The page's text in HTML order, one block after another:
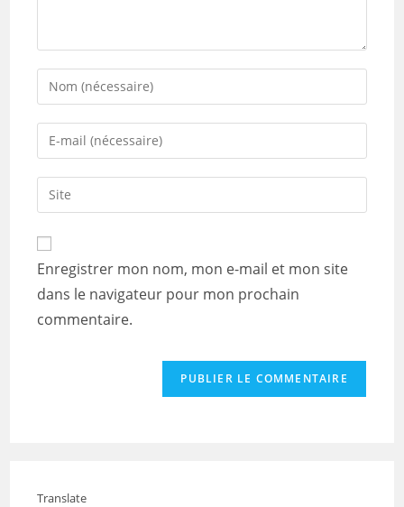
Enter
your
name
comment
Enter
your
email
address
Saisir
l’URL
votre
site
(facultatif)
Enregistrer mon nom, mon e-mail et mon site
dans le navigateur pour mon prochain
commentaire.
Translate